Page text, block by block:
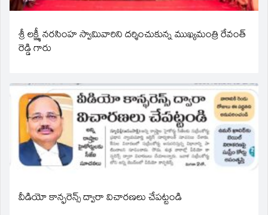
శ్రీ లక్ష్మీ నరసింహ స్వామివారిని దర్శించుకున్న ముఖ్యమంత్రి రేవంత్
రెడ్డి గారు
వీడియో కాన్ఫరెన్స్ ద్వారా విచారణలు చేపట్టండి